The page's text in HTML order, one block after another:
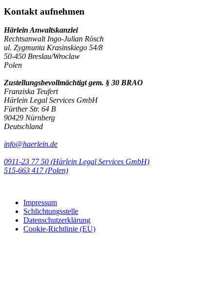
Kontakt aufnehmen
Härlein Anwaltskanzlei
Rechtsanwalt Ingo-Julian Rösch
ul. Zygmunta Krasinskiego 54/8
50-450 Breslau/Wroclaw
Polen
Zustellungsbevollmächtigt gem. § 30 BRAO
Franziska Teufert
Härlein Legal Services GmbH
Fürther Str. 64 B
90429 Nürnberg
Deutschland
info@haerlein.de
0911-23 77 50 (Härlein Legal Services GmbH)
‭515-663 417 (Polen)‬‬‬
Impressum
Schlichtungsstelle
Datenschutzerklärung
Cookie-Richtlinie (EU)